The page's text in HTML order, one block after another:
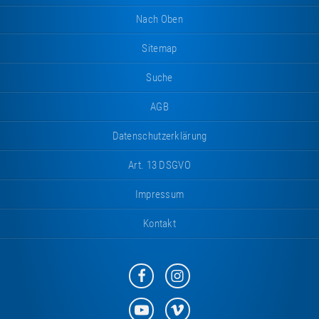
Nach Oben
Sitemap
Suche
AGB
Datenschutzerklärung
Art. 13 DSGVO
Impressum
Kontakt
Eurotramp
auf
Facebook
Eurotramp
auf
Instagram
EurotrampEurotramp